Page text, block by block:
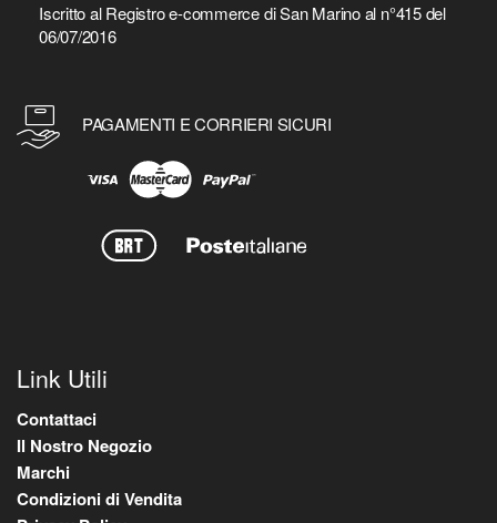
Iscritto al Registro e-commerce di San Marino al n°415 del
06/07/2016
PAGAMENTI E CORRIERI SICURI
Link Utili
Contattaci
Il Nostro Negozio
Marchi
Condizioni di Vendita